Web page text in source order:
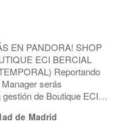
EN PANDORA! SHOP
ECI BERCIAL
Reportando
serás
de Boutique ECI
con una misión
de Madrid